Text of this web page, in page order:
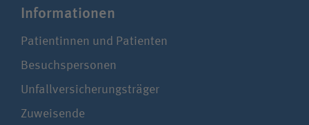
Infor­ma­ti­onen
Patientinnen und Patienten
Besuchspersonen
Unfallversicherungsträger
Zuweisende